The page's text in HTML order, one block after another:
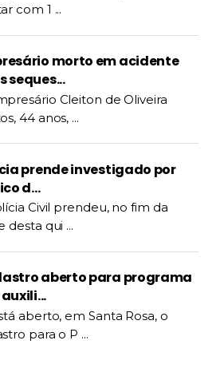
com 1 ...
morto em acidente
seques...
Cleiton de Oliveira
44 anos, ...
prende investigado por
d...
Civil prendeu, no fim da
desta qui ...
aberto para programa
aberto, em Santa Rosa, o
para o P ...